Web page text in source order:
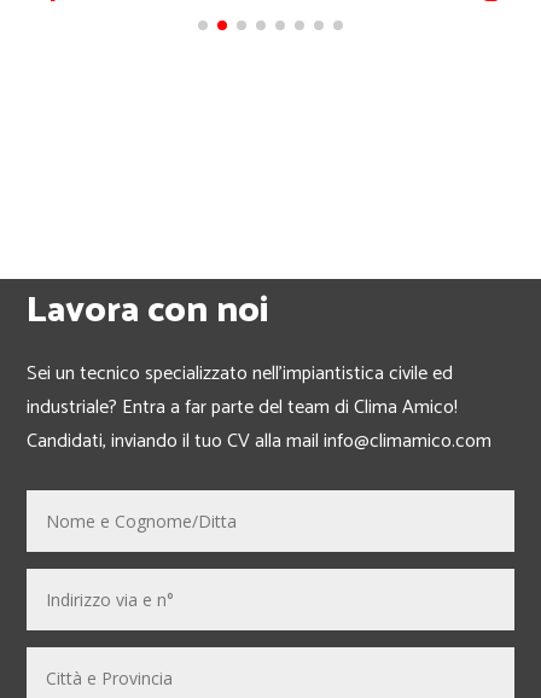
Lavora con noi
Sei un tecnico specializzato nell’impiantistica civile ed
industriale? Entra a far parte del team di Clima Amico!
Candidati, inviando il tuo CV alla mail info@climamico.com